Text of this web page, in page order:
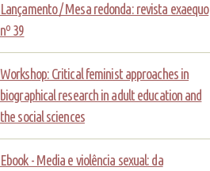
Lançamento / Mesa redonda: revista exaequo
nº 39
Workshop: Critical feminist approaches in
biographical research in adult education and
the social sciences
Ebook - Media e violência sexual: da